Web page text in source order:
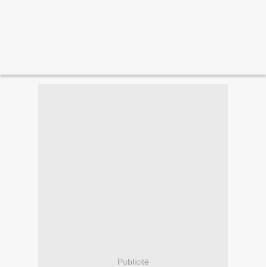
Publicité